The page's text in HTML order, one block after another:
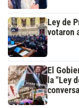
Ley de
votaron
El
la "Ley